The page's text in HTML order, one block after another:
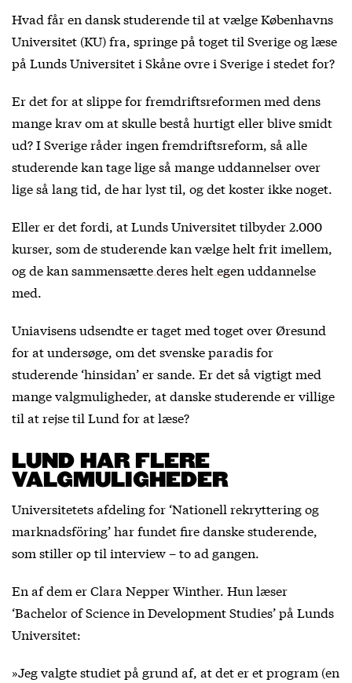
Hvad får en dansk studerende til at vælge Københavns
Universitet (KU) fra, springe på toget til Sverige og læse
på Lunds Universitet i Skåne ovre i Sverige i stedet for?
Er det for at slippe for fremdriftsreformen med dens
mange krav om at skulle bestå hurtigt eller blive smidt
ud? I Sverige råder ingen fremdriftsreform, så alle
studerende kan tage lige så mange uddannelser over
lige så lang tid, de har lyst til, og det koster ikke noget.
Eller er det fordi, at Lunds Universitet tilbyder 2.000
kurser, som de studerende kan vælge helt frit imellem,
og de kan sammensætte deres helt egen uddannelse
med.
Uniavisens udsendte er taget med toget over Øresund
for at undersøge, om det svenske paradis for
studerende ‘hinsidan’ er sande. Er det så vigtigt med
mange valgmuligheder, at danske studerende er villige
til at rejse til Lund for at læse?
LUND HAR FLERE
VALGMULIGHEDER
Universitetets afdeling for ‘Nationell rekryttering og
marknadsföring’ har fundet fire danske studerende,
som stiller op til interview – to ad gangen.
En af dem er Clara Nepper Winther. Hun læser
‘Bachelor of Science in Development Studies’ på Lunds
Universitet:
»Jeg valgte studiet på grund af, at det er et program (en